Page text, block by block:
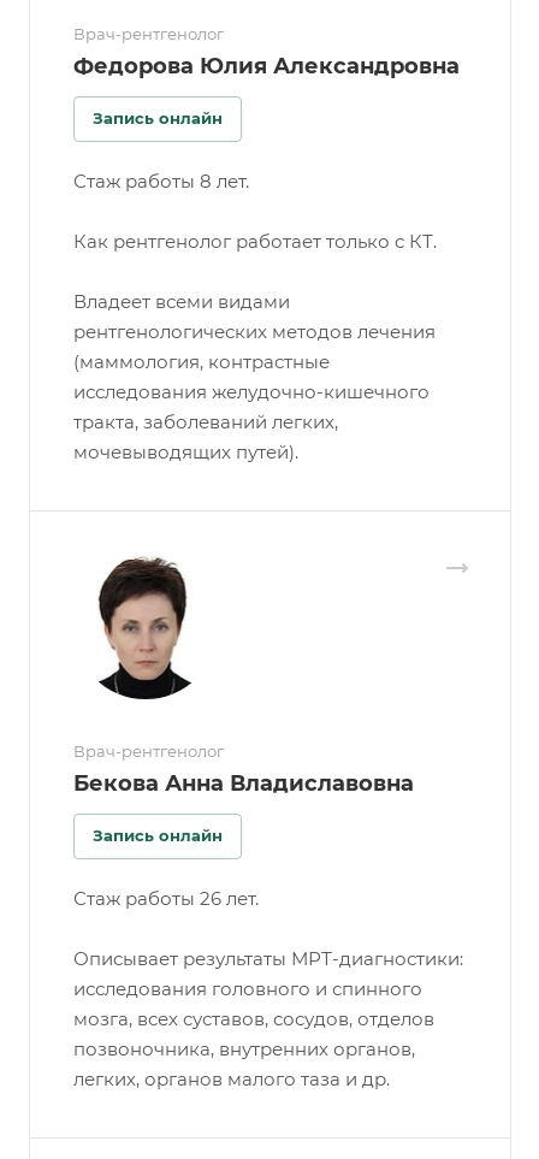
Врач-рентгенолог
Федорова Юлия Александровна
Запись онлайн
Стаж работы 8 лет.
Как рентгенолог работает только с КТ.
Владеет всеми видами
рентгенологических методов лечения
(маммология, контрастные
исследования желудочно-кишечного
тракта, заболеваний легких,
мочевыводящих путей).
Врач-рентгенолог
Бекова Анна Владиславовна
Запись онлайн
Стаж работы 26 лет.
Описывает результаты МРТ-диагностики:
исследования головного и спинного
мозга, всех суставов, сосудов, отделов
позвоночника, внутренних органов,
легких, органов малого таза и др.